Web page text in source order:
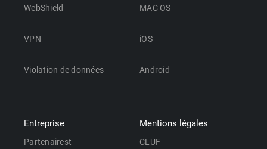
WebShield
VPN
Violation de données
MAC OS
iOS
Android
Entreprise
Partenairest
Mentions légales
CLUF